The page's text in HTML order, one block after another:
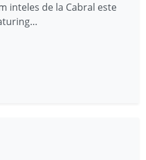
inteles de la Cabral este